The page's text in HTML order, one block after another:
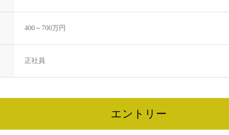
400～700万円
正社員
エントリー